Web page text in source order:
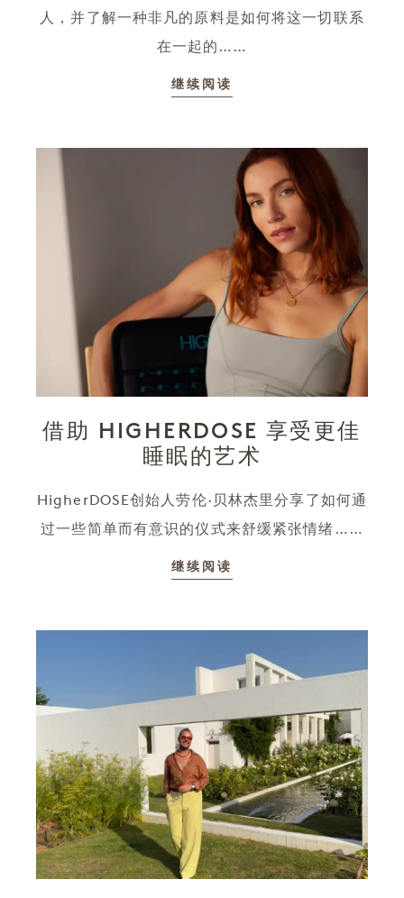
人，并了解一种非凡的原料是如何将这一切联系
在一起的……
继续阅读
借助 HIGHERDOSE 享受更佳
睡眠的艺术
HigherDOSE创始人劳伦·贝林杰里分享了如何通
过一些简单而有意识的仪式来舒缓紧张情绪……
继续阅读